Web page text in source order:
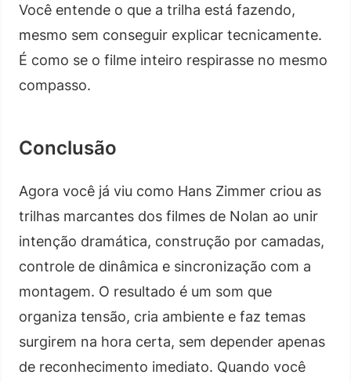
Você entende o que a trilha está fazendo,
mesmo sem conseguir explicar tecnicamente.
É como se o filme inteiro respirasse no mesmo
compasso.
Conclusão
Agora você já viu como Hans Zimmer criou as
trilhas marcantes dos filmes de Nolan ao unir
intenção dramática, construção por camadas,
controle de dinâmica e sincronização com a
montagem. O resultado é um som que
organiza tensão, cria ambiente e faz temas
surgirem na hora certa, sem depender apenas
de reconhecimento imediato. Quando você